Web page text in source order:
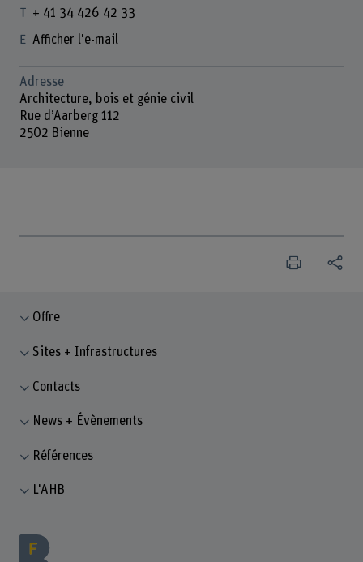
+ 41 34 426 42 33
Afficher l'e-mail
Adresse
Architecture, bois et génie civil
Rue d’Aarberg 112
2502 Bienne
Offre
Sites + Infrastructures
Contacts
News + Évènements
Références
L'AHB